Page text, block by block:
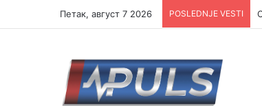
Петак, август 7 2026 POSLEDNJE VESTI